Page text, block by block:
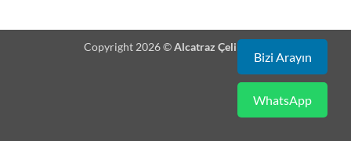
Copyright 2026 ©Alcatraz Çelik Kapı
Bizi Arayın
WhatsApp